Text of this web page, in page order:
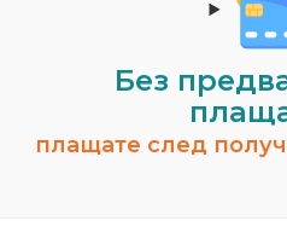
Без
плащате след